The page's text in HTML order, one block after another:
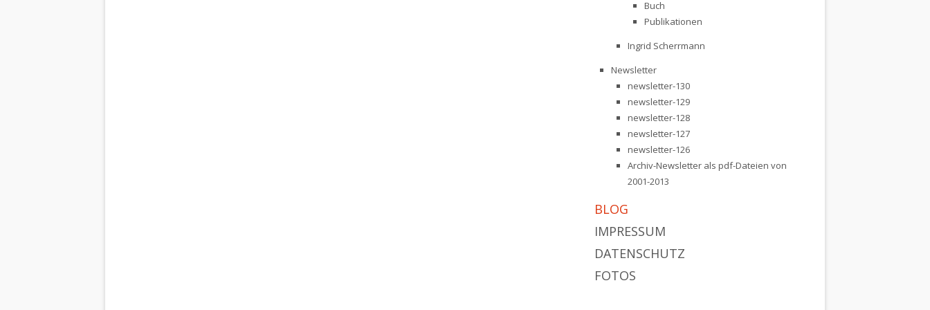
Buch
Publikationen
Ingrid Scherrmann
Newsletter
newsletter-130
newsletter-129
newsletter-128
newsletter-127
newsletter-126
Archiv-Newsletter als pdf-Dateien von
2001-2013
BLOG
IMPRESSUM
DATENSCHUTZ
FOTOS